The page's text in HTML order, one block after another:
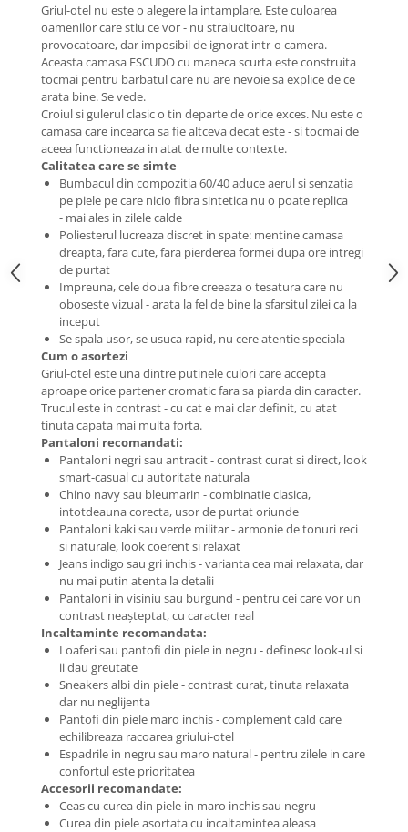
Griul-otel nu este o alegere la intamplare. Este culoarea
oamenilor care stiu ce vor - nu stralucitoare, nu
provocatoare, dar imposibil de ignorat intr-o camera.
Aceasta camasa ESCUDO cu maneca scurta este construita
tocmai pentru barbatul care nu are nevoie sa explice de ce
arata bine. Se vede.
Croiul si gulerul clasic o tin departe de orice exces. Nu este o
camasa care incearca sa fie altceva decat este - si tocmai de
aceea functioneaza in atat de multe contexte.
Calitatea care se simte
Bumbacul din compozitia 60/40 aduce aerul si senzatia
pe piele pe care nicio fibra sintetica nu o poate replica
- mai ales in zilele calde
Poliesterul lucreaza discret in spate: mentine camasa
dreapta, fara cute, fara pierderea formei dupa ore intregi
de purtat
Impreuna, cele doua fibre creeaza o tesatura care nu
oboseste vizual - arata la fel de bine la sfarsitul zilei ca la
inceput
Se spala usor, se usuca rapid, nu cere atentie speciala
Cum o asortezi
Griul-otel este una dintre putinele culori care accepta
aproape orice partener cromatic fara sa piarda din caracter.
Trucul este in contrast - cu cat e mai clar definit, cu atat
tinuta capata mai multa forta.
Pantaloni recomandati:
Pantaloni negri sau antracit - contrast curat si direct, look
smart-casual cu autoritate naturala
Chino navy sau bleumarin - combinatie clasica,
intotdeauna corecta, usor de purtat oriunde
Pantaloni kaki sau verde militar - armonie de tonuri reci
si naturale, look coerent si relaxat
Jeans indigo sau gri inchis - varianta cea mai relaxata, dar
nu mai putin atenta la detalii
Pantaloni in visiniu sau burgund - pentru cei care vor un
contrast neașteptat, cu caracter real
Incaltaminte recomandata:
Loaferi sau pantofi din piele in negru - definesc look-ul si
ii dau greutate
Sneakers albi din piele - contrast curat, tinuta relaxata
dar nu neglijenta
Pantofi din piele maro inchis - complement cald care
echilibreaza racoarea griului-otel
Espadrile in negru sau maro natural - pentru zilele in care
confortul este prioritatea
Accesorii recomandate:
Ceas cu curea din piele in maro inchis sau negru
Curea din piele asortata cu incaltamintea aleasa